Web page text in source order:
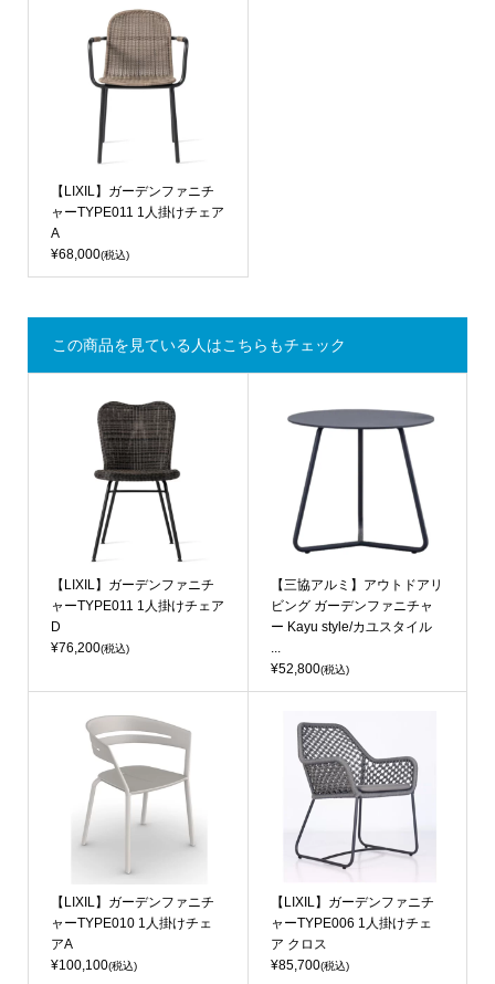
【LIXIL】ガーデンファニチ
ャーTYPE011 1人掛けチェア
A
¥68,000(税込)
この商品を見ている人はこちらもチェック
【LIXIL】ガーデンファニチ
ャーTYPE011 1人掛けチェア
D
¥76,200(税込)
【三協アルミ】アウトドアリ
ビング ガーデンファニチャ
ー Kayu style/カユスタイル
¥52,800(税込)
【LIXIL】ガーデンファニチ
ャーTYPE010 1人掛けチェ
アA
¥100,100(税込)
【LIXIL】ガーデンファニチ
ャーTYPE006 1人掛けチェ
ア クロス
¥85,700(税込)